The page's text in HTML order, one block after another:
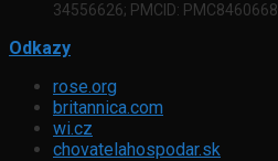
34556626; PMCID: PMC8460668
Odkazy
rose.org
britannica.com
wi.cz
chovatelahospodar.sk